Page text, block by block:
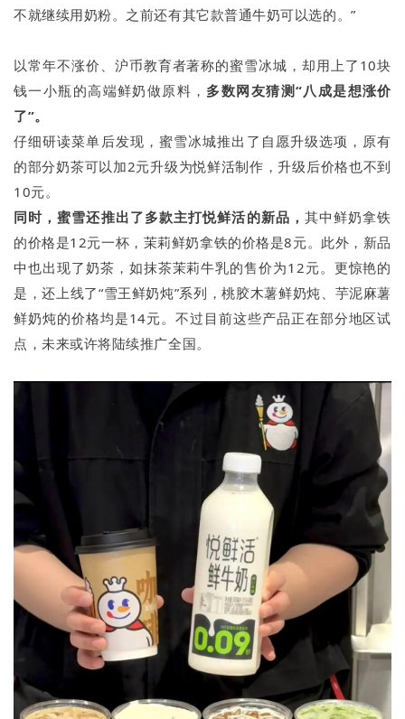
不就继续用奶粉。之前还有其它款普通牛奶可以选的。”
以常年不涨价、沪币教育者著称的蜜雪冰城，却用上了10块
钱一小瓶的高端鲜奶做原料， 多数网友猜测“八成是想涨价
了”。
仔细研读菜单后发现，蜜雪冰城推出了自愿升级选项，原有
的部分奶茶可以加2元升级为悦鲜活制作，升级后价格也不到
10元。
同时，蜜雪还推出了多款主打悦鲜活的新品， 其中鲜奶拿铁
的价格是12元一杯，茉莉鲜奶拿铁的价格是8元。此外，新品
中也出现了奶茶，如抹茶茉莉牛乳的售价为12元。更惊艳的
是，还上线了“雪王鲜奶炖”系列，桃胶木薯鲜奶炖、芋泥麻薯
鲜奶炖的价格均是14元。不过目前这些产品正在部分地区试
点，未来或许将陆续推广全国。